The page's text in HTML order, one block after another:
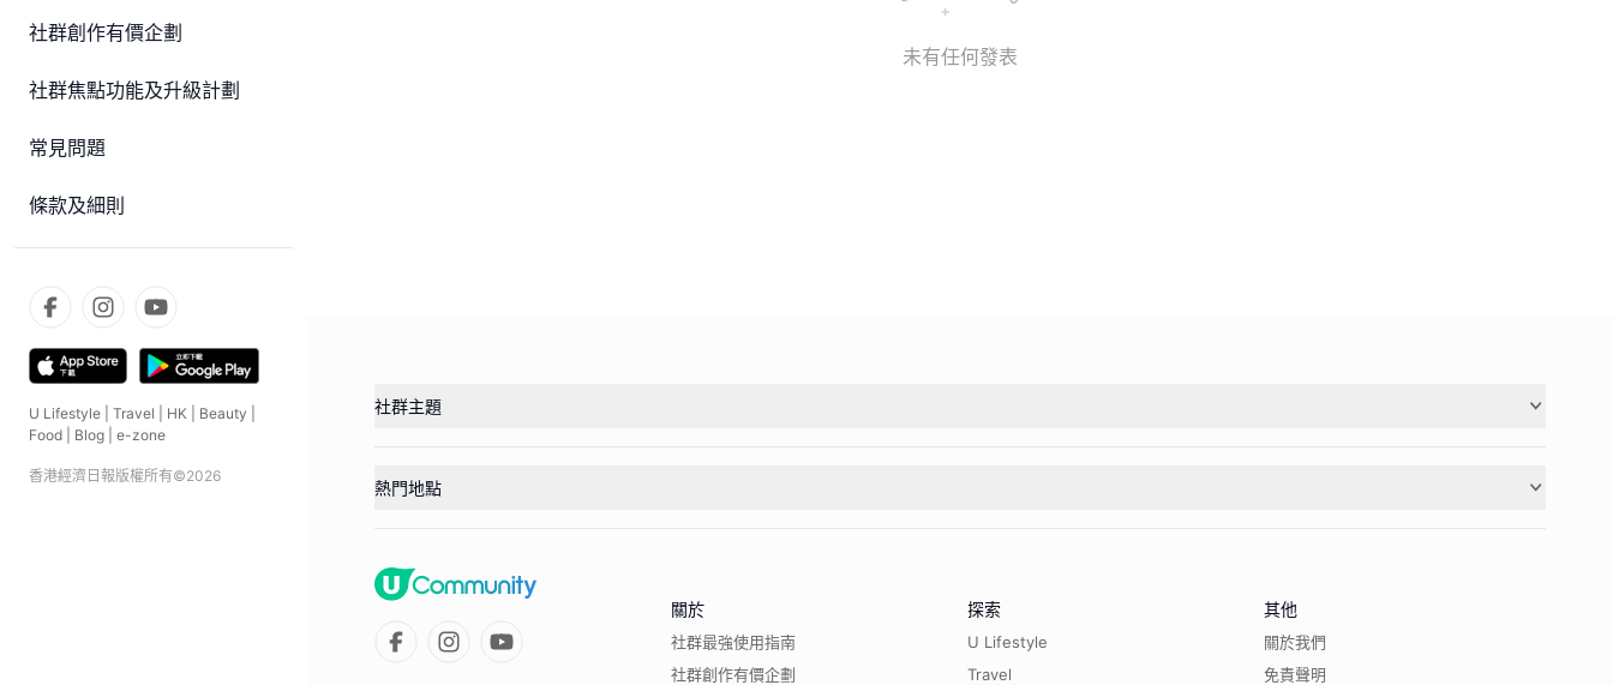
社群創作有價企劃
社群焦點功能及升級計劃
常見問題
條款及細則
U Lifestyle Travel HK Beauty
Food
Blog e-zone
香港經濟日報版權所有©2026
未有任何發表
社群主題
熱門地點
關於
社群最強使用指南
社群創作有價企劃
探索
U Lifestyle
Travel
其他
關於我們
免責聲明